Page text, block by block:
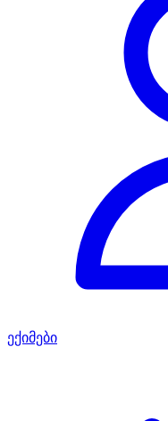
ექიმები